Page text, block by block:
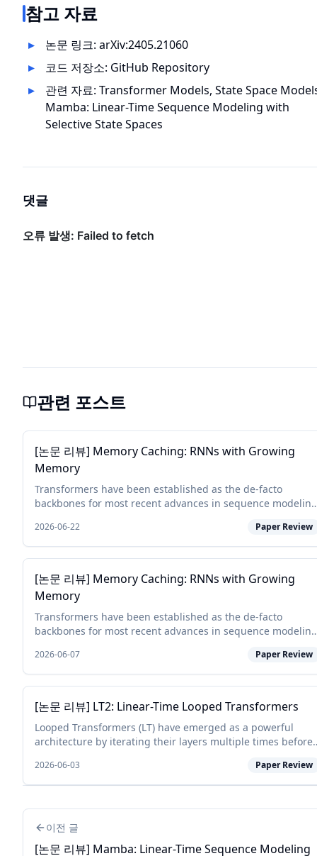
참고 자료
논문 링크: arXiv:2405.21060
코드 저장소: GitHub Repository
관련 자료: Transformer Models, State Space
Mamba: Linear-Time Sequence Modeling with
Selective State Spaces
댓글
관련 포스트
[논문 리뷰] Memory Caching: RNNs with Growing
Memory
Transformers have been established as the de-facto
backbones for most recent advances in sequence
with the context length. While plaus...
2026-06-22 Paper Review
[논문 리뷰] Memory Caching: RNNs with Growing
Memory
Transformers have been established as the de-facto
backbones for most recent advances in sequence
with the context length. While plaus...
2026-06-07 Paper Review
[논문 리뷰] LT2: Linear-Time Looped Transformers
Looped Transformers (LT) have emerged as a powerful
architecture by iterating their layers multiple times before
attention retains quadratic c...
2026-06-03 Paper Review
이전 글
[논문 리뷰] Mamba: Linear-Time Sequence Modeling